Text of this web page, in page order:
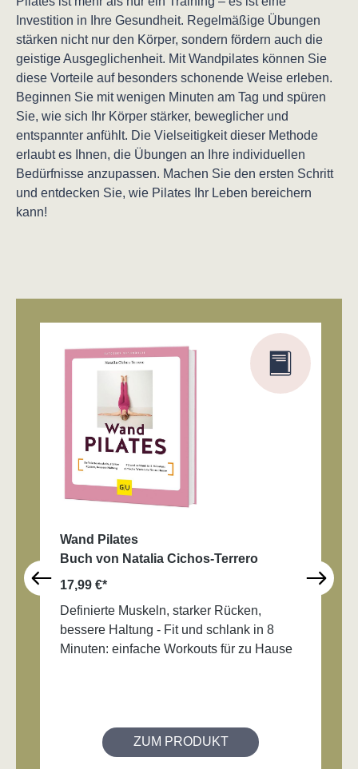
Investition in Ihre Gesundheit. Regelmäßige Übungen
stärken nicht nur den Körper, sondern fördern auch die
geistige Ausgeglichenheit. Mit Wandpilates können Sie
diese Vorteile auf besonders schonende Weise erleben.
Beginnen Sie mit wenigen Minuten am Tag und spüren
Sie, wie sich Ihr Körper stärker, beweglicher und
entspannter anfühlt. Die Vielseitigkeit dieser Methode
erlaubt es Ihnen, die Übungen an Ihre individuellen
Bedürfnisse anzupassen. Machen Sie den ersten Schritt
und entdecken Sie, wie Pilates Ihr Leben bereichern
kann!
Wand Pilates
Buch von Natalia Cichos-Terrero
17,99 €*
Definierte Muskeln, starker Rücken,
bessere Haltung - Fit und schlank in 8
Minuten: einfache Workouts für zu Hause
ZUM PRODUKT